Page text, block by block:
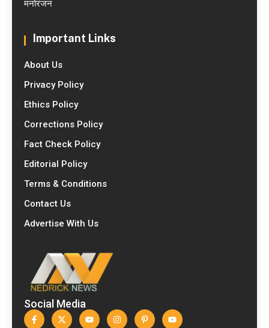
मनोरंजन
Important Links
About Us
Privacy Policy
Ethics Policy
Corrections Policy
Fact Check Policy
Editorial Policy
Terms & Conditions
Contact Us
Advertise With Us
Social Media